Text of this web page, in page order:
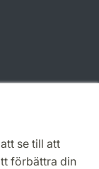
se till att
förbättra din